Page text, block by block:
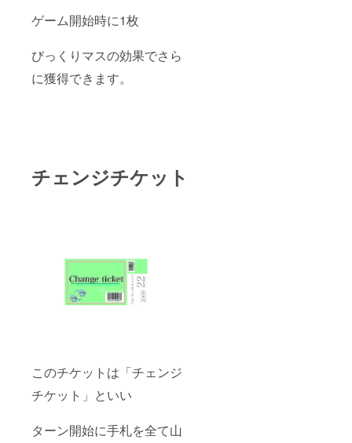
ゲーム開始時に1枚
びっくりマスの効果でさら
に獲得できます。
チェンジチケット
このチケットは「チェンジ
チケット」といい
ターン開始に手札を全て山